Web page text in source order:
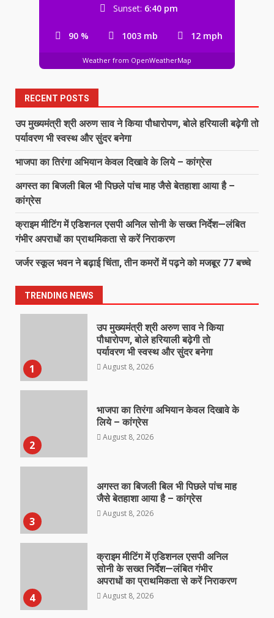
90 % 1003 mb 12 mph
Sunset: 6:40 pm
Weather from OpenWeatherMap
RECENT POSTS
उप मुख्यमंत्री श्री अरुण साव ने किया पौधारोपण, बोले हरियाली बढ़ेगी तो
पर्यावरण भी स्वस्थ और सुंदर बनेगा
भाजपा का तिरंगा अभियान केवल दिखावे के लिये – कांग्रेस
अगस्त का बिजली बिल भी पिछले पांच माह जैसे बेतहाशा आया है –
कांग्रेस
क्राइम मीटिंग में एडिशनल एसपी अनिल सोनी के सख्त निर्देश—लंबित
गंभीर अपराधों का प्राथमिकता से करें निराकरण
जर्जर स्कूल भवन ने बढ़ाई चिंता, तीन कमरों में पढ़ने को मजबूर 77 बच्चे
TRENDING NEWS
1
उप मुख्यमंत्री श्री अरुण साव ने किया
पौधारोपण, बोले हरियाली बढ़ेगी तो
पर्यावरण भी स्वस्थ और सुंदर बनेगा
August 8, 2026
2
भाजपा का तिरंगा अभियान केवल दिखावे के
लिये – कांग्रेस
August 8, 2026
3
अगस्त का बिजली बिल भी पिछले पांच माह
जैसे बेतहाशा आया है – कांग्रेस
August 8, 2026
4
क्राइम मीटिंग में एडिशनल एसपी अनिल
सोनी के सख्त निर्देश—लंबित गंभीर
अपराधों का प्राथमिकता से करें निराकरण
August 8, 2026